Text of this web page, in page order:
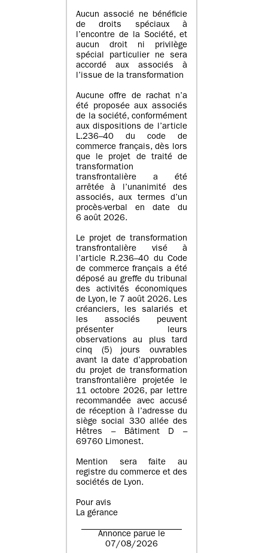
Aucun associé ne bénéficie
de droits spéciaux à
l’encontre de la Société, et
aucun droit ni privilège
spécial particulier ne sera
accordé aux associés à
l’issue de la transformation
Aucune offre de rachat n’a
été proposée aux associés
de la société, conformément
aux dispositions de l’article
L.236–40 du code de
commerce français, dès lors
que le projet de traité de
transformation
transfrontalière a été
arrêtée à l’unanimité des
associés, aux termes d’un
procès-verbal en date du
6 août 2026.
Le projet de transformation
transfrontalière visé à
l’article R.236–40 du Code
de commerce français a été
déposé au greffe du tribunal
des activités économiques
de Lyon, le 7 août 2026. Les
créanciers, les salariés et
les associés peuvent
présenter leurs
observations au plus tard
cinq (5) jours ouvrables
avant la date d’approbation
du projet de transformation
transfrontalière projetée le
11 octobre 2026, par lettre
recommandée avec accusé
de réception à l’adresse du
siège social 330 allée des
Hêtres – Bâtiment D –
69760 Limonest.
Mention sera faite au
registre du commerce et des
sociétés de Lyon.
Pour avis
La gérance
Annonce parue le
07/08/2026